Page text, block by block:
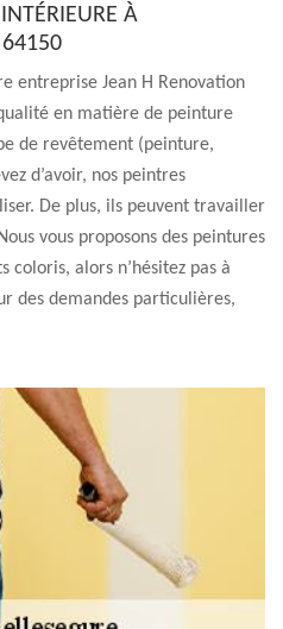
À
64150
entreprise Jean H Renovation
en matière de peinture
de revêtement (peinture,
d’avoir, nos peintres
De plus, ils peuvent travailler
vous proposons des peintures
coloris, alors n’hésitez pas à
des demandes particulières,